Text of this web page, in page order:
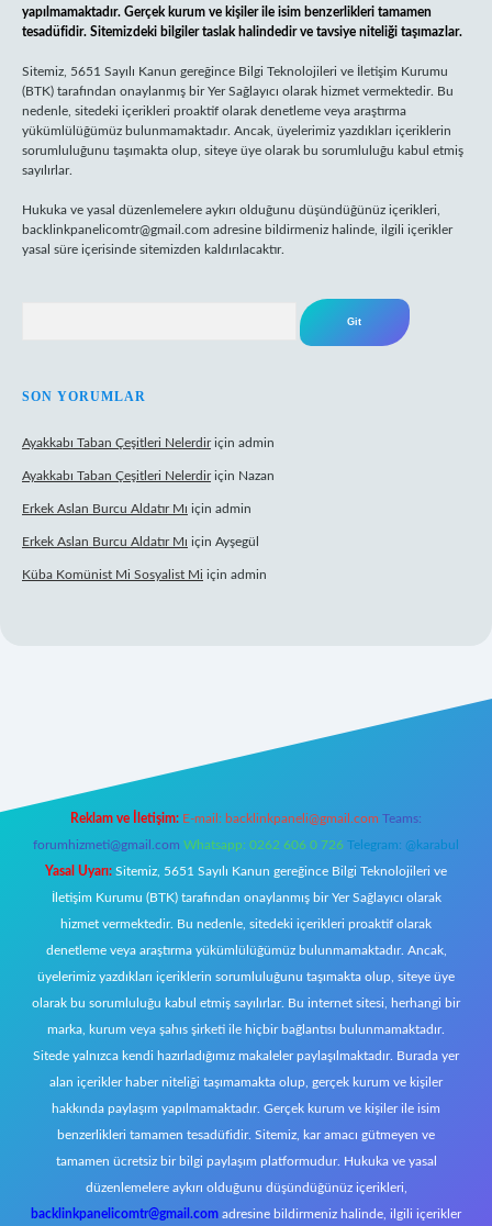
yapılmamaktadır. Gerçek kurum ve kişiler ile isim benzerlikleri tamamen
tesadüfidir. Sitemizdeki bilgiler taslak halindedir ve tavsiye niteliği taşımazlar.
Sitemiz, 5651 Sayılı Kanun gereğince Bilgi Teknolojileri ve İletişim Kurumu
(BTK) tarafından onaylanmış bir Yer Sağlayıcı olarak hizmet vermektedir. Bu
nedenle, sitedeki içerikleri proaktif olarak denetleme veya araştırma
yükümlülüğümüz bulunmamaktadır. Ancak, üyelerimiz yazdıkları içeriklerin
sorumluluğunu taşımakta olup, siteye üye olarak bu sorumluluğu kabul etmiş
sayılırlar.
Hukuka ve yasal düzenlemelere aykırı olduğunu düşündüğünüz içerikleri,
backlinkpanelicomtr@gmail.com adresine bildirmeniz halinde, ilgili içerikler
yasal süre içerisinde sitemizden kaldırılacaktır.
SON YORUMLAR
Ayakkabı Taban Çeşitleri Nelerdiriçin admin
Ayakkabı Taban Çeşitleri Nelerdiriçin Nazan
Erkek Aslan Burcu Aldatır Mı için admin
Erkek Aslan Burcu Aldatır Mı için Ayşegül
Küba Komünist Mi Sosyalist Mi için admin
Reklam ve İletişim: E-mail: backlinkpaneli@gmail.com Teams:
forumhizmeti@gmail.com Whatsapp: 0262 606 0 726 Telegram: @karabul
Yasal Uyarı: Sitemiz, 5651 Sayılı Kanun gereğince Bilgi Teknolojileri ve
İletişim Kurumu (BTK) tarafından onaylanmış bir Yer Sağlayıcı olarak
hizmet vermektedir. Bu nedenle, sitedeki içerikleri proaktif olarak
denetleme veya araştırma yükümlülüğümüz bulunmamaktadır. Ancak,
üyelerimiz yazdıkları içeriklerin sorumluluğunu taşımakta olup, siteye üye
olarak bu sorumluluğu kabul etmiş sayılırlar. Bu internet sitesi, herhangi bir
marka, kurum veya şahıs şirketi ile hiçbir bağlantısı bulunmamaktadır.
Sitede yalnızca kendi hazırladığımız makaleler paylaşılmaktadır. Burada yer
alan içerikler haber niteliği taşımamakta olup, gerçek kurum ve kişiler
hakkında paylaşım yapılmamaktadır. Gerçek kurum ve kişiler ile isim
benzerlikleri tamamen tesadüfidir. Sitemiz, kar amacı gütmeyen ve
tamamen ücretsiz bir bilgi paylaşım platformudur. Hukuka ve yasal
düzenlemelere aykırı olduğunu düşündüğünüz içerikleri,
backlinkpanelicomtr@gmail.com adresine bildirmeniz halinde, ilgili içerikler